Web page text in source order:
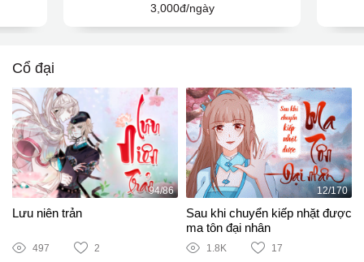
3,000đ/ngày
Cổ đại
94/86
Lưu niên trản
497 2
12/170
Sau khi chuyển kiếp nhặt được
ma tôn đại nhân
1.8K 17